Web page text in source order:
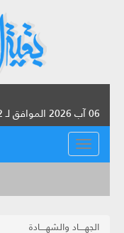
06 آب 2026 الموافق لـ 22 صفر 1448
القائمة
الجهــــاد والشهــــادة